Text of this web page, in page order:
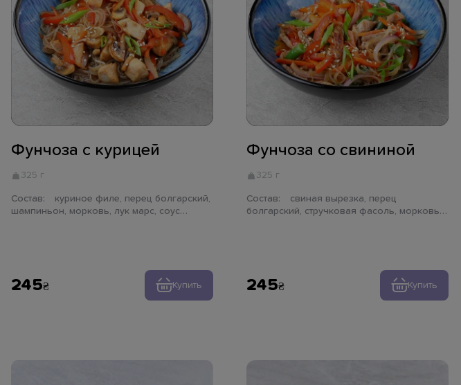
Фунчоза с курицей
325 г
Состав:
шампиньон, морковь, лук марс, соус
245 Купить
Фунчоза со свининой
325 г
Состав:
болгарский, стручковая фасоль, морковь,
245 Купить